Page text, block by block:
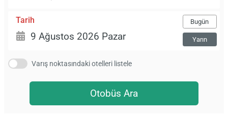
Tarih Bugün
Yarın
Varış noktasındaki otelleri listele
Otobüs Ara